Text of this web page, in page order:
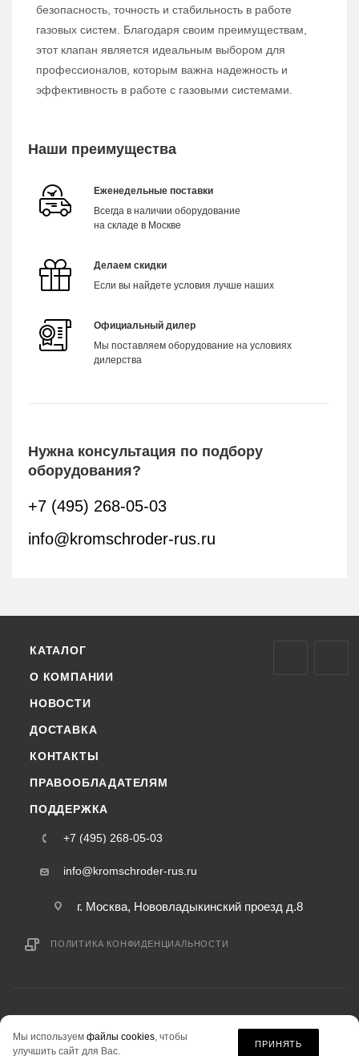
безопасность, точность и стабильность в работе
газовых систем. Благодаря своим преимуществам,
этот клапан является идеальным выбором для
профессионалов, которым важна надежность и
эффективность в работе с газовыми системами.
Наши преимущества
Еженедельные поставки
Всегда в наличии оборудование
на складе в Москве
Делаем скидки
Если вы найдете условия лучше наших
Официальный дилер
Мы поставляем оборудование на условиях
дилерства
Нужна консультация по подбору
оборудования?
+7 (495) 268-05-03
info@kromschroder-rus.ru
КАТАЛОГ
О КОМПАНИИ
НОВОСТИ
ДОСТАВКА
КОНТАКТЫ
ПРАВООБЛАДАТЕЛЯМ
ПОДДЕРЖКА
+7 (495) 268-05-03
info@kromschroder-rus.ru
г. Москва, Нововладыкинский проезд д.8
ПОЛИТИКА КОНФИДЕНЦИАЛЬНОСТИ
информация на сайте «kromschroder-rus.ru» не является публичной офертой.
Мы используем файлы cookies, чтобы
улучшить сайт для Вас.
ПРИНЯТЬ